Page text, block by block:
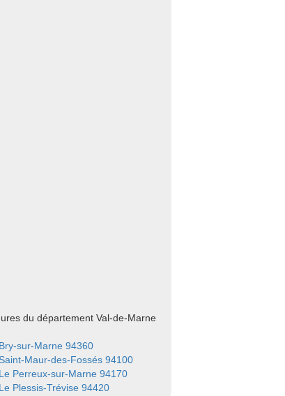
du département Val-de-Marne
sur-Marne 94360
Maur-des-Fossés 94100
Perreux-sur-Marne 94170
Plessis-Trévise 94420